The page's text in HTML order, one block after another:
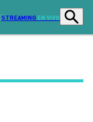
STREAMING EN VIVO